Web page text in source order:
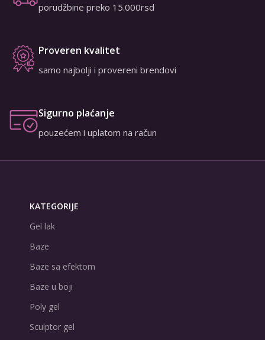
porudžbine preko 15.000rsd
Proveren kvalitet
samo najbolji i provereni brendovi
Sigurno plaćanje
pouzećem i uplatom na račun
KATEGORIJE
Gel lak
Baze
Baze sa efektom
Baze u boji
Poly gel
Sculptor gel